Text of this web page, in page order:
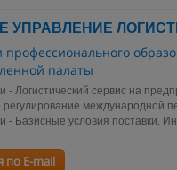
УПРАВЛЕНИЕ
профессионального
палаты
- Логистический сервис на
международной
- Базисные условия поставки.
по E-mail